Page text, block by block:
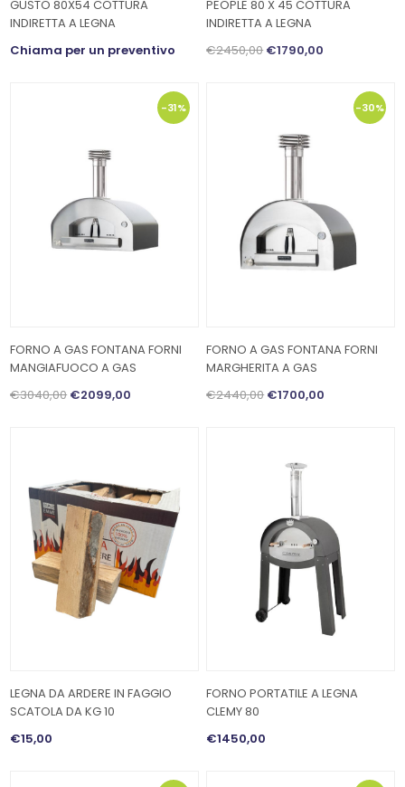
GUSTO 80X54 COTTURA
INDIRETTA A LEGNA
Chiama per un preventivo
PEOPLE 80 X 45 COTTURA
INDIRETTA A LEGNA
€2450,00€1790,00
-31%
FORNO A GAS FONTANA FORNI
MANGIAFUOCO A GAS
€3040,00 €2099,00
-30%
FORNO A GAS FONTANA FORNI
MARGHERITA A GAS
€2440,00€1700,00
LEGNA DA ARDERE IN FAGGIO
SCATOLA DA KG 10
€15,00
FORNO PORTATILE A LEGNA
CLEMY 80
€1450,00